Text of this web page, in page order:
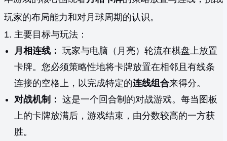
玩家的布局能力和对月球周期的认识。
1. 主要目标与玩法：
月相连线： 玩家与电脑（月亮）轮流在棋盘上放置
卡牌。您必须策略性地将卡牌放置在相邻且有线条
连接的空格上，以完成特定的连线组合来得分。
对战机制： 这是一个回合制的对战游戏。每当图板
上的卡牌放满后，游戏结束，由分数较高的一方获
胜。